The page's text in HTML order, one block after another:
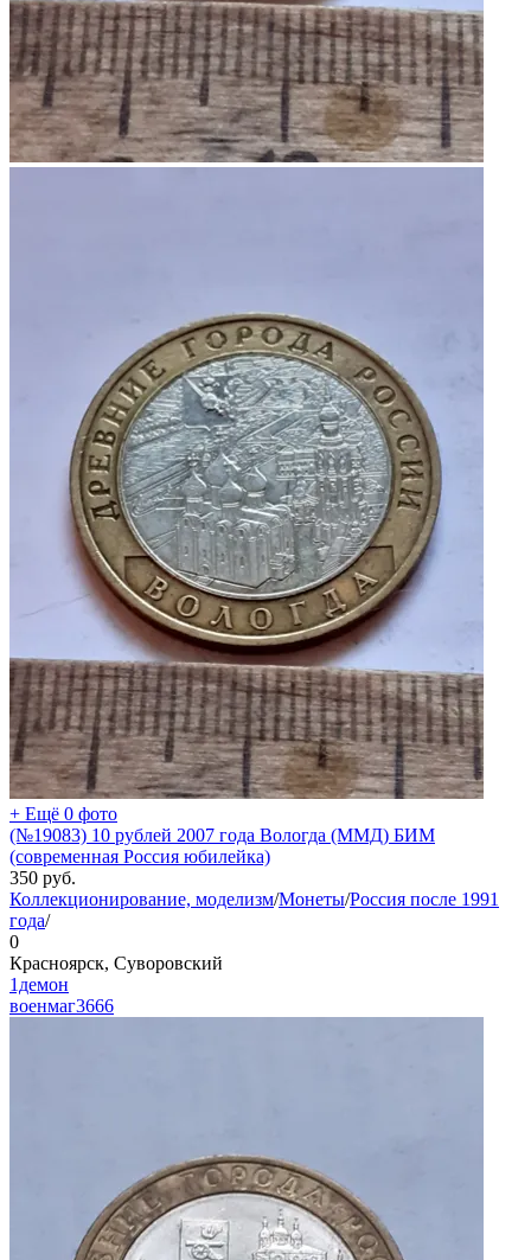
+ Ещё 0 фото
(№19083) 10 рублей 2007 года Вологда (ММД) БИМ
(современная Россия юбилейка)
350 руб.
Коллекционирование, моделизм/Монеты/Россия после 1991
года/
0
Красноярск, Суворовский
1демон
военмаг3666